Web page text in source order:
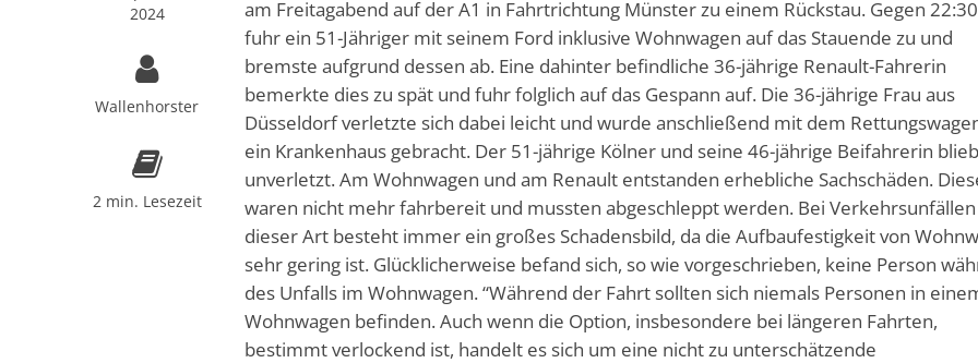
2024
Wallenhorster
2 min. Lesezeit
am Freitagabend auf der A1 in Fahrtrichtung Münster zu einem Rückstau. Gegen
fuhr ein 51-Jähriger mit seinem Ford inklusive Wohnwagen auf das Stauende zu und
bremste aufgrund dessen ab. Eine dahinter befindliche 36-jährige Renault-Fahrerin
bemerkte dies zu spät und fuhr folglich auf das Gespann auf. Die 36-jährige Frau aus
Düsseldorf verletzte sich dabei leicht und wurde anschließend mit dem
ein Krankenhaus gebracht. Der 51-jährige Kölner und seine 46-jährige Beifahrerin
unverletzt. Am Wohnwagen und am Renault entstanden erhebliche Sachschäden.
waren nicht mehr fahrbereit und mussten abgeschleppt werden. Bei Verkehrsunfällen
dieser Art besteht immer ein großes Schadensbild, da die Aufbaufestigkeit von
sehr gering ist. Glücklicherweise befand sich, so wie vorgeschrieben, keine Person
des Unfalls im Wohnwagen. “Während der Fahrt sollten sich niemals Personen in
Wohnwagen befinden. Auch wenn die Option, insbesondere bei längeren Fahrten,
bestimmt verlockend ist, handelt es sich um eine nicht zu unterschätzende